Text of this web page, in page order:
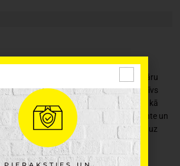
sienas āķi apģērbu, somu un aksesuāru
āķi kalpo arī kā funkcionāls dekoratīvs
skaistu aksesuāru piekarināšanai kā
no metāla. Produktā ietilpst 3M līmlente un
montāžas metodi, pamatojoties uz
kravnesība: 1,5 kg